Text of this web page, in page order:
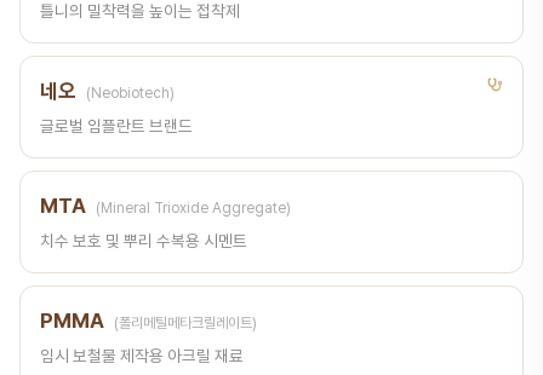
틀니의 밀착력을 높이는 접착제
네오 (Neobiotech)
글로벌 임플란트 브랜드
MTA (Mineral Trioxide Aggregate)
치수 보호 및 뿌리 수복용 시멘트
PMMA (폴리메틸메타크릴레이트)
임시 보철물 제작용 아크릴 재료